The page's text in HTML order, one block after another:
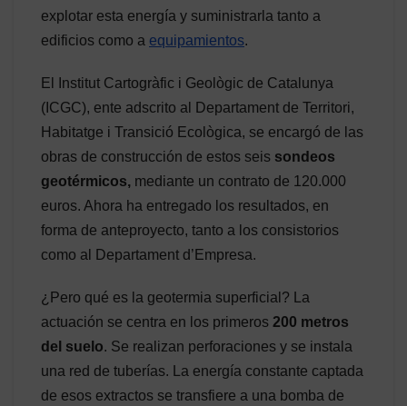
explotar esta energía y suministrarla tanto a
edificios como a equipamientos.
El Institut Cartogràfic i Geològic de Catalunya
(ICGC), ente adscrito al Departament de Territori,
Habitatge i Transició Ecològica, se encargó de las
obras de construcción de estos seis sondeos
geotérmicos, mediante un contrato de 120.000
euros. Ahora ha entregado los resultados, en
forma de anteproyecto, tanto a los consistorios
como al Departament d’Empresa.
¿Pero qué es la geotermia superficial? La
actuación se centra en los primeros 200 metros
del suelo. Se realizan perforaciones y se instala
una red de tuberías. La energía constante captada
de esos extractos se transfiere a una bomba de